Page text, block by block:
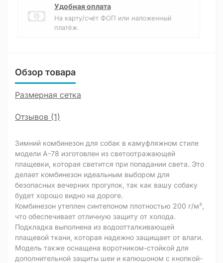
Удобная оплата
На карту/счёт ФОП или наложенный
платёж.
Обзор товара
Размерная сетка
Отзывов (1)
Зимний комбинезон для собак в камуфляжном стиле
модели A-78 изготовлен из светоотражающей
плащевки, которая светится при попадании света. Это
делает комбинезон идеальным выбором для
безопасных вечерних прогулок, так как вашу собаку
будет хорошо видно на дороге.
Комбинезон утеплен синтепоном плотностью 200 г/м²,
что обеспечивает отличную защиту от холода.
Подкладка выполнена из водоотталкивающей
плащевой ткани, которая надежно защищает от влаги.
Модель также оснащена воротником-стойкой для
дополнительной защиты шеи и капюшоном с кнопкой-